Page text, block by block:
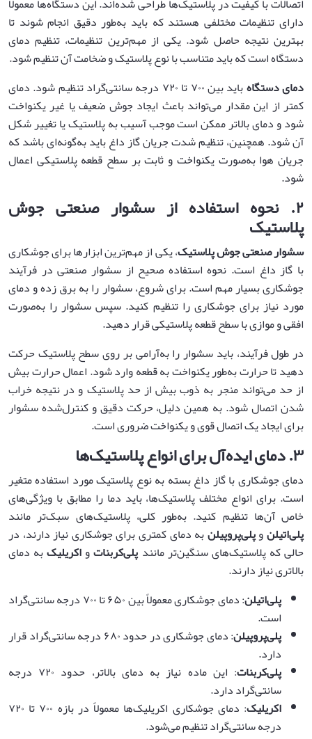
دارای تنظیمات مختلفی هستند که باید به‌طور دقیق انجام شوند تا
بهترین نتیجه حاصل شود. یکی از مهم‌ترین تنظیمات، تنظیم دمای
دستگاه است که باید متناسب با نوع پلاستیک و ضخامت آن تنظیم شود.
دمای دستگاه
باید بین ۷۰۰ تا ۷۲۰ درجه سانتی‌گراد تنظیم شود. دمای
کمتر از این مقدار می‌تواند باعث ایجاد جوش ضعیف یا غیر یکنواخت
شود و دمای بالاتر ممکن است موجب آسیب به پلاستیک یا تغییر شکل
آن شود. همچنین، تنظیم شدت جریان گاز داغ باید به‌گونه‌ای باشد که
جریان هوا به‌صورت یکنواخت و ثابت بر سطح قطعه پلاستیکی اعمال
شود.
۲.نحوه استفاده از سشوار صنعتی جوش
پلاستیک
سشوار صنعتی جوش پلاستیک، یکی از مهم‌ترین ابزارها برای جوشکاری
با گاز داغ است. نحوه استفاده صحیح از سشوار صنعتی در فرآیند
جوشکاری بسیار مهم است. برای شروع، سشوار را به برق زده و دمای
مورد نیاز برای جوشکاری را تنظیم کنید. سپس سشوار را به‌صورت
افقی و موازی با سطح قطعه پلاستیکی قرار دهید.
در طول فرآیند، باید سشوار را به‌آرامی بر روی سطح پلاستیک حرکت
دهید تا حرارت به‌طور یکنواخت به قطعه وارد شود. اعمال حرارت بیش
از حد می‌تواند منجر به ذوب بیش از حد پلاستیک و در نتیجه خراب
شدن اتصال شود. به همین دلیل، حرکت دقیق و کنترل‌شده سشوار
برای ایجاد یک اتصال قوی و یکنواخت ضروری است.
۳.دمای ایده‌آل برای انواع پلاستیک‌ها
دمای جوشکاری با گاز داغ بسته به نوع پلاستیک مورد استفاده متغیر
است. برای انواع مختلف پلاستیک‌ها، باید دما را مطابق با ویژگی‌های
خاص آن‌ها تنظیم کنید. به‌طور کلی، پلاستیک‌های سبک‌تر مانند
پلی‌اتیلنوپلی‌پروپیلنبه دمای کمتری برای جوشکاری نیاز دارند، در
حالی که پلاستیک‌های سنگین‌تر مانندپلی‌کربناتواکریلیکبه دمای
بالاتری نیاز دارند.
پلی‌اتیلن
: دمای جوشکاری معمولاً بین ۶۵۰ تا ۷۰۰ درجه سانتی‌گراد
است.
پلی‌پروپیلن
: دمای جوشکاری در حدود ۶۸۰ درجه سانتی‌گراد قرار
دارد.
پلی‌کربنات
: این ماده نیاز به دمای بالاتر، حدود ۷۲۰ درجه
سانتی‌گراد دارد.
اکریلیک
: دمای جوشکاری اکریلیک‌ها معمولاً در بازه ۷۰۰ تا ۷۲۰
درجه سانتی‌گراد تنظیم می‌شود.